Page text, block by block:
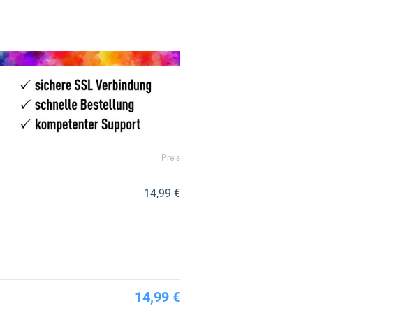
Preis
14,99 €
14,99 €